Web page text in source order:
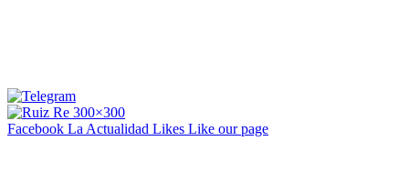
Facebook La Actualidad Likes Like our page